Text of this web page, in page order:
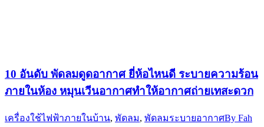
10 อันดับ พัดลมดูดอากาศ ยี่ห้อไหนดี ระบายความร้อน
ภายในห้อง หมุนเวีนอากาศทำให้อากาศถ่ายเทสะดวก
เครื่องใช้ไฟฟ้าภายในบ้าน, พัดลม, พัดลมระบายอากาศBy Fah